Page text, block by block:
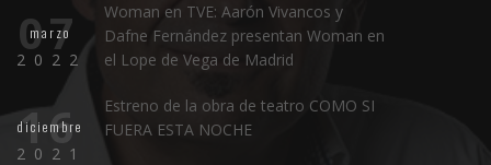
07
marzo
2022
Woman en TVE: Aarón Vivancos y
Dafne Fernández presentan Woman en
el Lope de Vega de Madrid
16
diciembre
2021
Estreno de la obra de teatro COMO SI
FUERA ESTA NOCHE